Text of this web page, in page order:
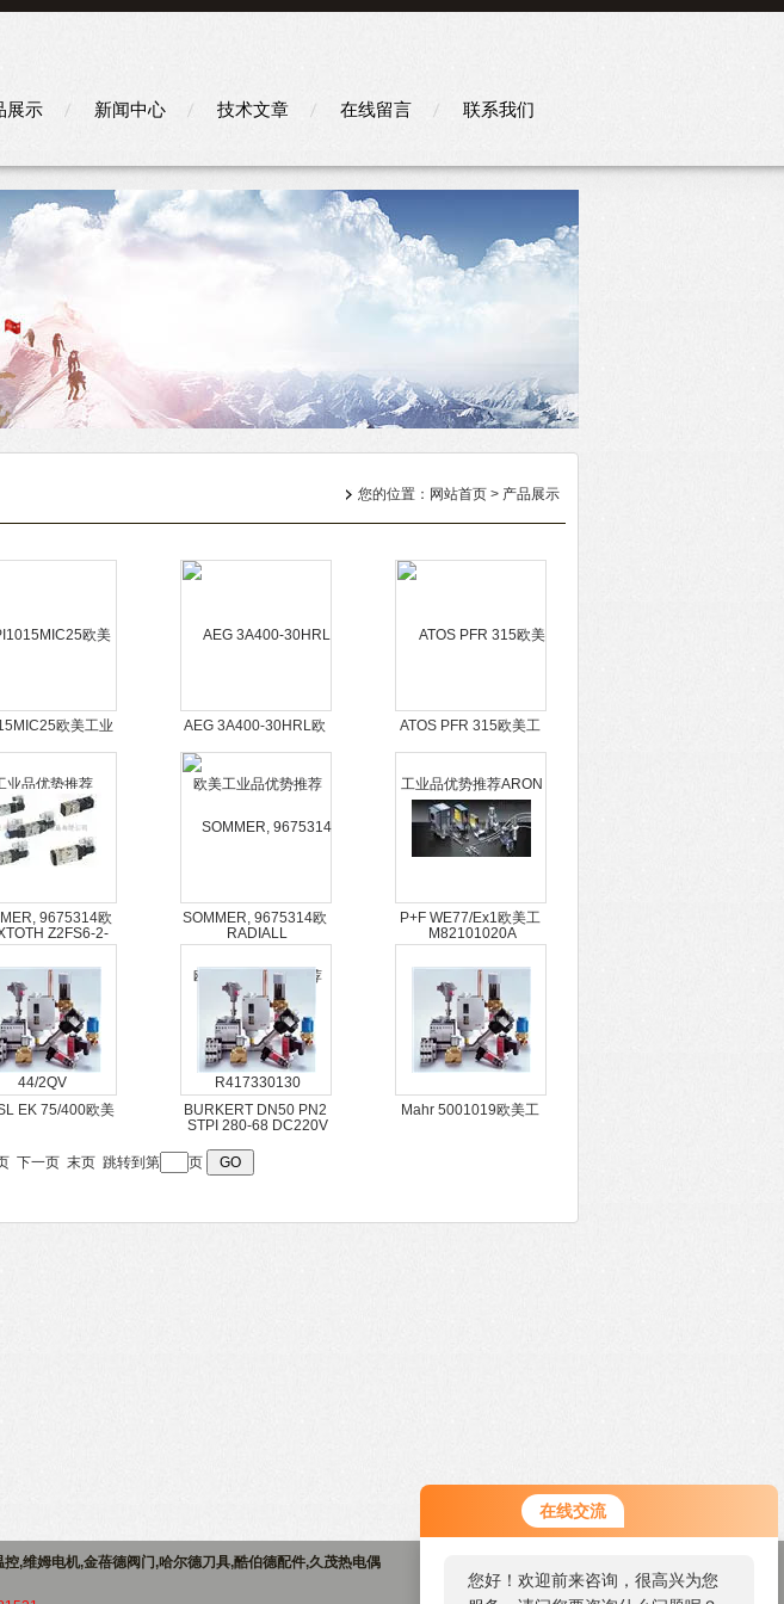
在线交流
您好！欢迎前来咨询，很高兴为您
展示 新闻中心 技术文章 在线留言 联系我们
您的位置： 网站首页 > 产品展示
欧美工业
推荐REXTOTH
2-44/2QV
AEG 3A400-30HRL欧
美工业品优势推荐
RADIALL
ATOS PFR 315欧美工
业品优势推荐ARON
M82101020A
9675314欧
业品优势推荐
P/N:321569
SOMMER, 9675314欧
美工业品优势推荐STPI
280-68 DC220V
P+F WE77/Ex1欧美工
业品优势推荐
19300061540
EK 75/400欧美
42410-000
BURKERT DN50 PN2
S+S SW-3E
Mahr 5001019欧美工
下一页 末页 跳转到第 页
控,维姆电机,金蓓德阀门,哈尔德刀具,酷伯德配件,久茂热电偶